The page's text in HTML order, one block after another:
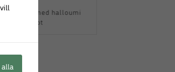
med halloumi
Recept